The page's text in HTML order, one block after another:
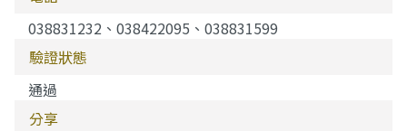
038831232、038422095、038831599
驗證狀態
通過
分享